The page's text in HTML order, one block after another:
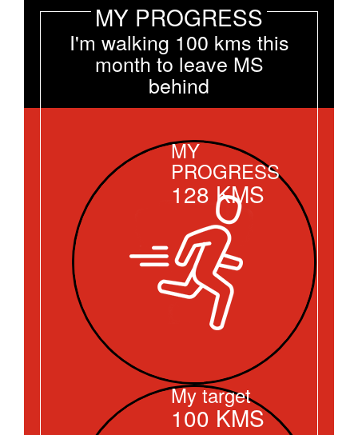
MY PROGRESS
I'm walking 100 kms this
month to leave MS
behind
MY
PROGRESS
128 KMS
My target
100 KMS